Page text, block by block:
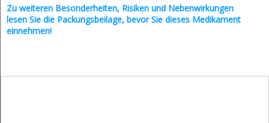
Zu weiteren Besonderheiten, Risiken und Nebenwirkungen
lesen Sie die Packungsbeilage, bevor Sie dieses Medikament
einnehmen!